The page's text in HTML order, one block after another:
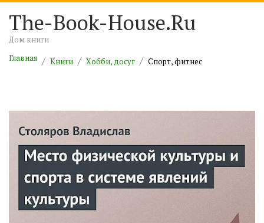
The-Book-House.Ru
Дом книги
Главная
Книги Хобби, досуг Спорт, фитнес